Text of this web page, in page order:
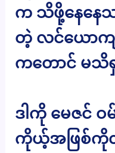
က သိဖို့နေနေ
တဲ့ လင်ယောကျ
ကတောင် မသိရှ
ဒါကို မေဇင် ဝ
ကိုယ့်အဖြစ်ကိုလ